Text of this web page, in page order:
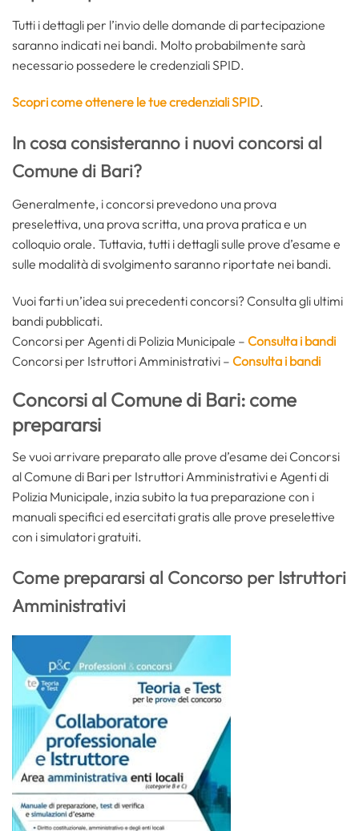
Tutti i dettagli per l’invio delle domande di partecipazione
saranno indicati nei bandi. Molto probabilmente sarà
necessario possedere le credenziali SPID.
Scopri come ottenere le tue credenziali SPID.
In cosa consisteranno i nuovi concorsi al
Comune di Bari?
Generalmente, i concorsi prevedono una prova
preselettiva, una prova scritta, una prova pratica e un
colloquio orale. Tuttavia, tutti i dettagli sulle prove d’esame e
sulle modalità di svolgimento saranno riportate nei bandi.
Vuoi farti un’idea sui precedenti concorsi? Consulta gli ultimi
bandi pubblicati.
Concorsi per Agenti di Polizia Municipale – Consulta i bandi
Concorsi per Istruttori Amministrativi – Consulta i bandi
Concorsi al Comune di Bari: come
prepararsi
Se vuoi arrivare preparato alle prove d’esame dei Concorsi
al Comune di Bari per Istruttori Amministrativi e Agenti di
Polizia Municipale, inzia subito la tua preparazione con i
manuali specifici ed esercitati gratis alle prove preselettive
con i simulatori gratuiti.
Come prepararsi al Concorso per Istruttori
Amministrativi